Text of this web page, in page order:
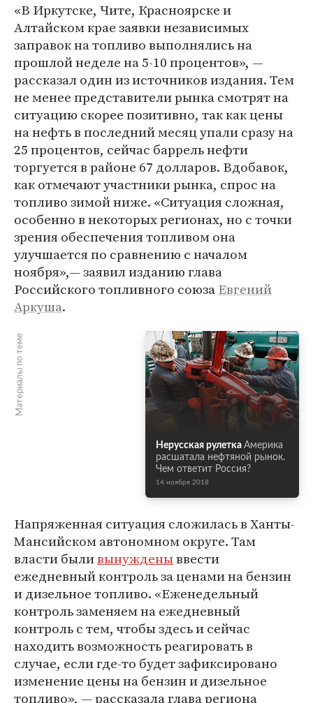
«В Иркутске, Чите, Красноярске и
Алтайском крае заявки независимых
заправок на топливо выполнялись на
прошлой неделе на 5-10 процентов», —
рассказал один из источников издания. Тем
не менее представители рынка смотрят на
ситуацию скорее позитивно, так как цены
на нефть в последний месяц упали сразу на
25 процентов, сейчас баррель нефти
торгуется в районе 67 долларов. Вдобавок,
как отмечают участники рынка, спрос на
топливо зимой ниже. «Ситуация сложная,
особенно в некоторых регионах, но с точки
зрения обеспечения топливом она
улучшается по сравнению с началом
ноября»,— заявил изданию глава
Российского топливного союзаЕвгений
Аркуша.
Материалы по теме
Нерусская рулетка Америка
расшатала нефтяной рынок.
Чем ответит Россия?
14 ноября 2018
Напряженная ситуация сложилась в Ханты-
Мансийском автономном округе. Там
власти быливынужденыввести
ежедневный контроль за ценами на бензин
и дизельное топливо. «Еженедельный
контроль заменяем на ежедневный
контроль с тем, чтобы здесь и сейчас
находить возможность реагировать в
случае, если где-то будет зафиксировано
изменение цены на бензин и дизельное
топливо», — рассказала глава региона